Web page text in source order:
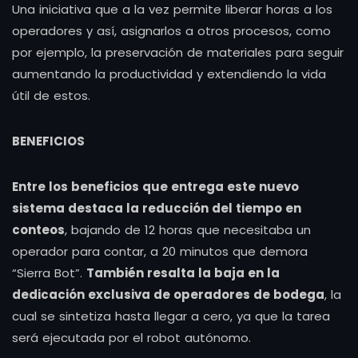
Una iniciativa que a la vez permite liberar horas a los
operadores y así, asignarlos a otros procesos, como
por ejemplo, la preservación de materiales para seguir
aumentando la productividad y extendiendo la vida
útil de estos.
BENEFICIOS
Entre los beneficios que entrega este nuevo
sistema destaca la reducción del tiempo en
conteos, bajando de 12 horas que necesitaba un
operador para contar, a 20 minutos que demora
“Sierra Bot”. También resalta la baja en la
dedicación exclusiva de operadores de bodega, la
cual se sintetiza hasta llegar a cero, ya que la tarea
será ejecutada por el robot autónomo.